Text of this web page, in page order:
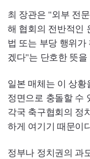
최 장관은 "외부 전
해 협회의 전반적인
법 또는 부당 행위
겠다"는 단호한 뜻을
일본 매체는 이 상
정면으로 충돌할 수
각국 축구협회의 정
하게 여기기 때문이
정부나 정치권의 과